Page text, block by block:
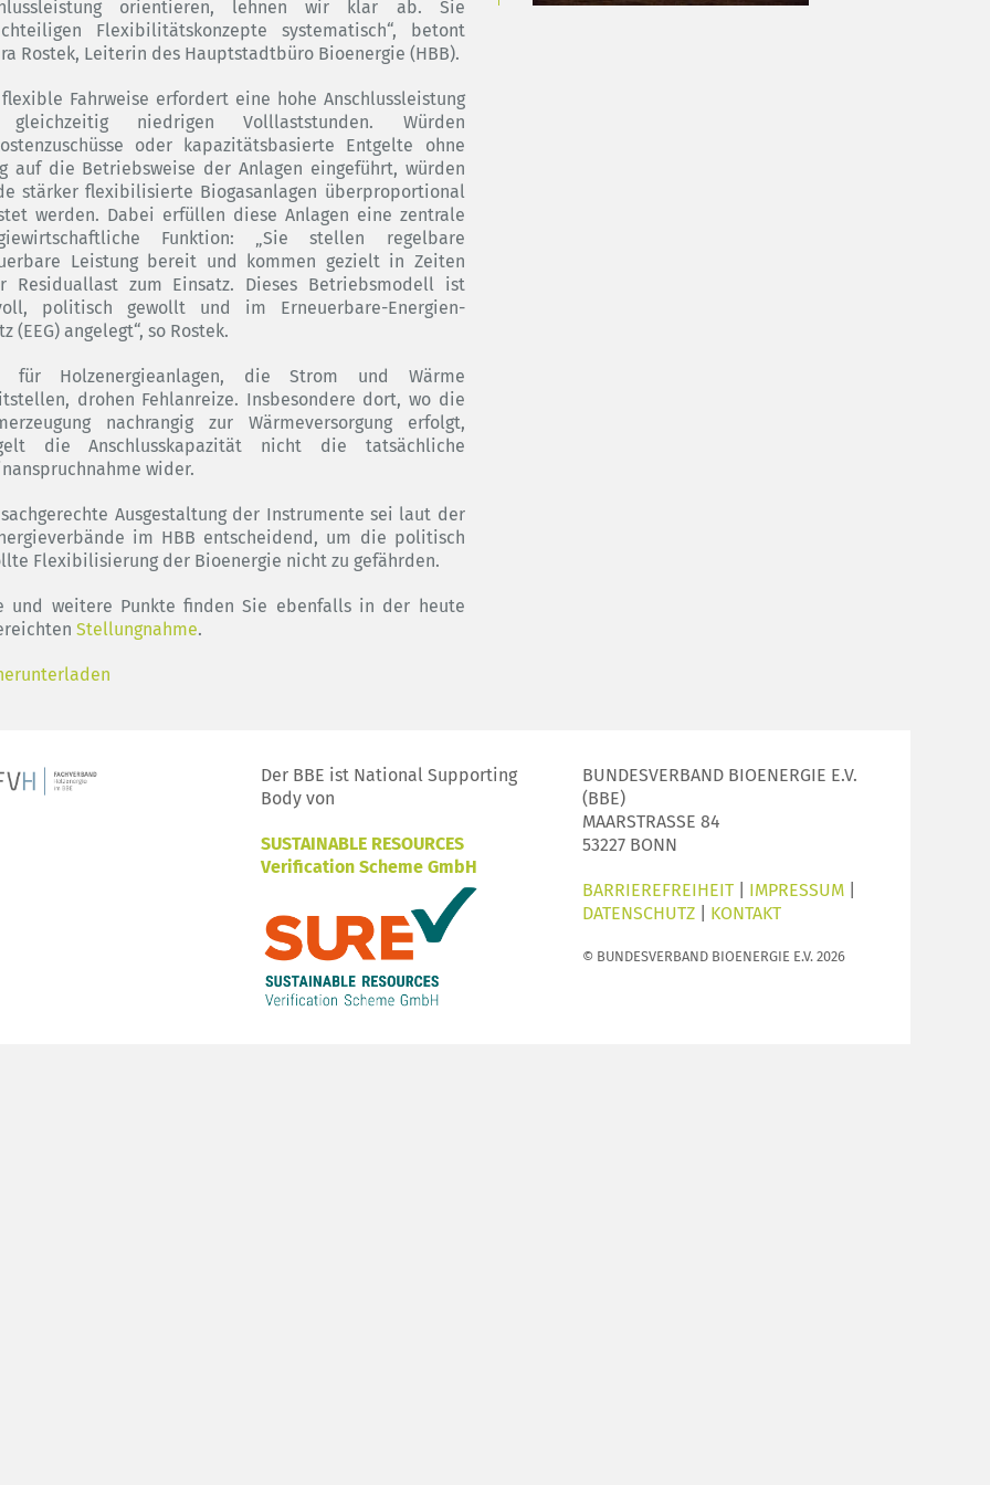
orientieren, lehnen wir klar ab. Sie
Flexibilitätskonzepte systematisch“, betont
Rostek, Leiterin des Hauptstadtbüro Bioenergie (HBB).
Fahrweise erfordert eine hohe Anschlussleistung
niedrigen Volllaststunden. Würden
oder kapazitätsbasierte Entgelte ohne
auf die Betriebsweise der Anlagen eingeführt, würden
stärker flexibilisierte Biogasanlagen überproportional
werden. Dabei erfüllen diese Anlagen eine zentrale
Funktion: „Sie stellen regelbare
Leistung bereit und kommen gezielt in Zeiten
Residuallast zum Einsatz. Dieses Betriebsmodell ist
politisch gewollt und im Erneuerbare-Energien-
(EEG) angelegt“, so Rostek.
für Holzenergieanlagen, die Strom und Wärme
drohen Fehlanreize. Insbesondere dort, wo die
nachrangig zur Wärmeversorgung erfolgt,
die Anschlusskapazität nicht die tatsächliche
wider.
Ausgestaltung der Instrumente sei laut der
im HBB entscheidend, um die politisch
Flexibilisierung der Bioenergie nicht zu gefährden.
und weitere Punkte finden Sie ebenfalls in der heute
Stellungnahme.
Der BBE ist National Supporting
Body von
SUSTAINABLE RESOURCES
Verification Scheme GmbH
BUNDESVERBAND BIOENERGIE E.V.
(BBE)
MAARSTRASSE 84
53227 BONN
BARRIEREFREIHEIT IMPRESSUM
DATENSCHUTZ
KONTAKT
© BUNDESVERBAND BIOENERGIE E.V. 2026